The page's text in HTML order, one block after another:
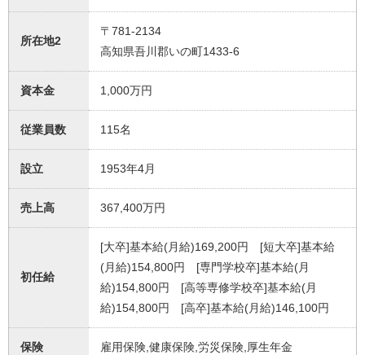
所在地2
〒781-2134
高知県吾川郡いの町1433-6
資本金 1,000万円
従業員数 115名
設立 1953年4月
売上高 367,400万円
初任給
[大卒]基本給(月給)169,200円 [短大卒]基本給
(月給)154,800円 [専門学校卒]基本給(月
給)154,800円 [高等専修学校卒]基本給(月
給)154,800円 [高卒]基本給(月給)146,100円
保険 雇用保険,健康保険,労災保険,厚生年金